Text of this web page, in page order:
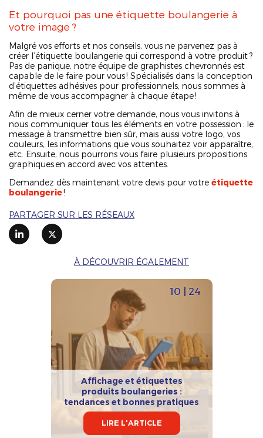
À DÉCOUVRIR ÉGALEMENT
10 | 24
Affichage et étiquettes
produits boulangeries :
tendances et bonnes pratiques
LIRE L'ARTICLE
Et pourquoi pas une étiquette boulangerie à
votre image ?
Malgré vos efforts et nos conseils, vous ne parvenez pas à
créer l’étiquette boulangerie qui correspond à votre produit ?
Pas de panique, notre équipe de graphistes chevronnés est
capable de le faire pour vous ! Spécialisés dans la conception
d’étiquettes adhésives pour professionnels, nous sommes à
même de vous accompagner à chaque étape !
Afin de mieux cerner votre demande, nous vous invitons à
nous communiquer tous les éléments en votre possession : le
message à transmettre bien sûr, mais aussi votre logo, vos
couleurs, les informations que vous souhaitez voir apparaître,
etc. Ensuite, nous pourrons vous faire plusieurs propositions
graphiques en accord avec vos attentes.
Demandez dès maintenant votre devis pour votre étiquette
boulangerie!
PARTAGER SUR LES RÉSEAUX